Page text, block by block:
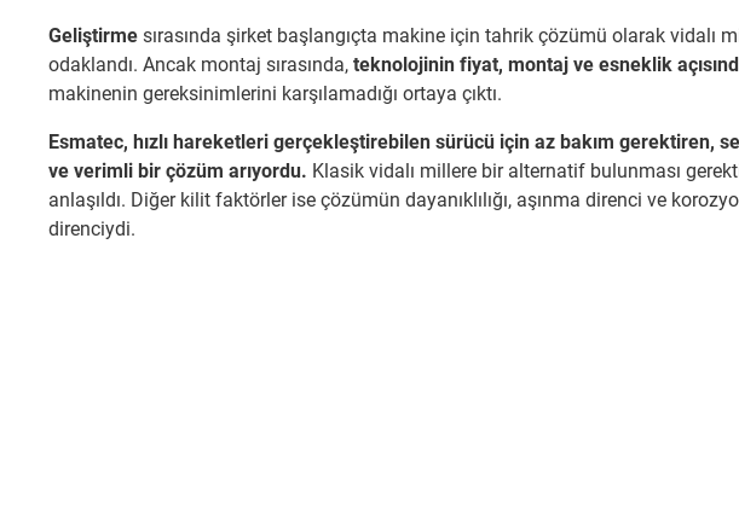
Geliştirme sırasında şirket başlangıçta makine için tahrik çözümü olarak vidalı
odaklandı. Ancak montaj sırasında, teknolojinin fiyat, montaj ve esneklik
makinenin gereksinimlerini karşılamadığı ortaya çıktı.
Esmatec, hızlı hareketleri gerçekleştirebilen sürücü için az bakım gerektiren,
ve verimli bir çözüm arıyordu. Klasik vidalı millere bir alternatif bulunması
anlaşıldı. Diğer kilit faktörler ise çözümün dayanıklılığı, aşınma direnci ve
direnciydi.